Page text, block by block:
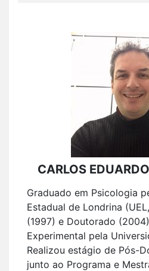
CARLOS
Graduado em Psicologia
Estadual de Londrina
(1997) e Doutorado
Experimental pela
Realizou estágio de Pós-
junto ao Programa e